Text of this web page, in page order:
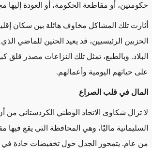
حكومتين، أو مقاطعة الحكومة، أو العودة إليها
أثارت تلك المشاكل مخاوف هائلة بين سكان
الحزبين الرئيسيين، قد يعيد الحنين للماضي
البلاد. وبالطبع، تمثل تلك النزاعات مصدر قلق
على حياتهم اليومية وأعمالهم.
المال في قلب الصراع
لا تزال شكاوى الاتحاد الوطني الكردستاني
السليمانية ماليًا، وهي المحافظة التي يقع فيها
من عام. يتمحور الجدل حول تخفيضات حادة في